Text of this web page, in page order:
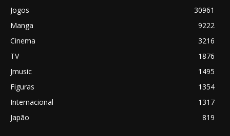
Jogos
30961
Manga
9222
Cinema
3216
TV
1876
Jmusic
1495
Figuras
1354
Internacional
1317
Japão
819